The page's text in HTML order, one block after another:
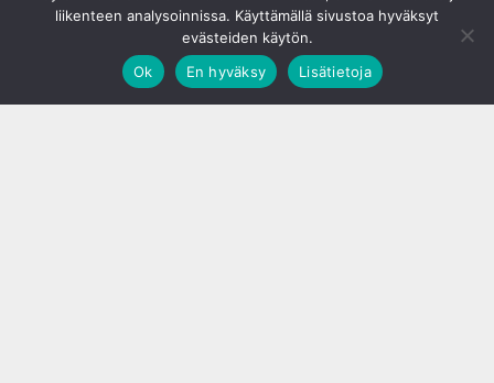
liikenteen analysoinnissa. Käyttämällä sivustoa hyväksyt
evästeiden käytön.
Ok
En hyväksy Lisätietoja